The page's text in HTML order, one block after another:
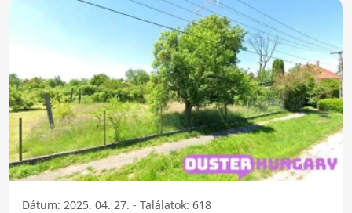
Dátum: 2025. 04. 27. - Találatok: 618